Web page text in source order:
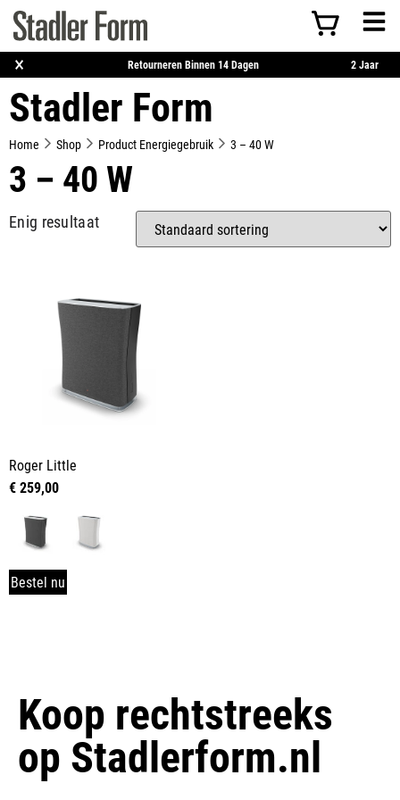
× Vanaf €50 Retourneren Binnen 14 Dagen
Stadler Form
Home Shop Product Energiegebruik 3 – 40 W
3 – 40 W
Enig resultaat
Roger Little
€259,00
Bestel nu
Koop rechtstreeks
op Stadlerform.nl